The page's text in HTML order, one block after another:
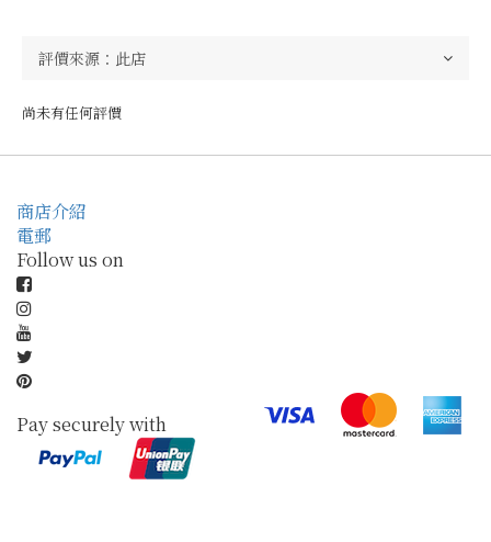
尚未有任何評價
商店介紹
電郵
Follow us on
Pay securely with